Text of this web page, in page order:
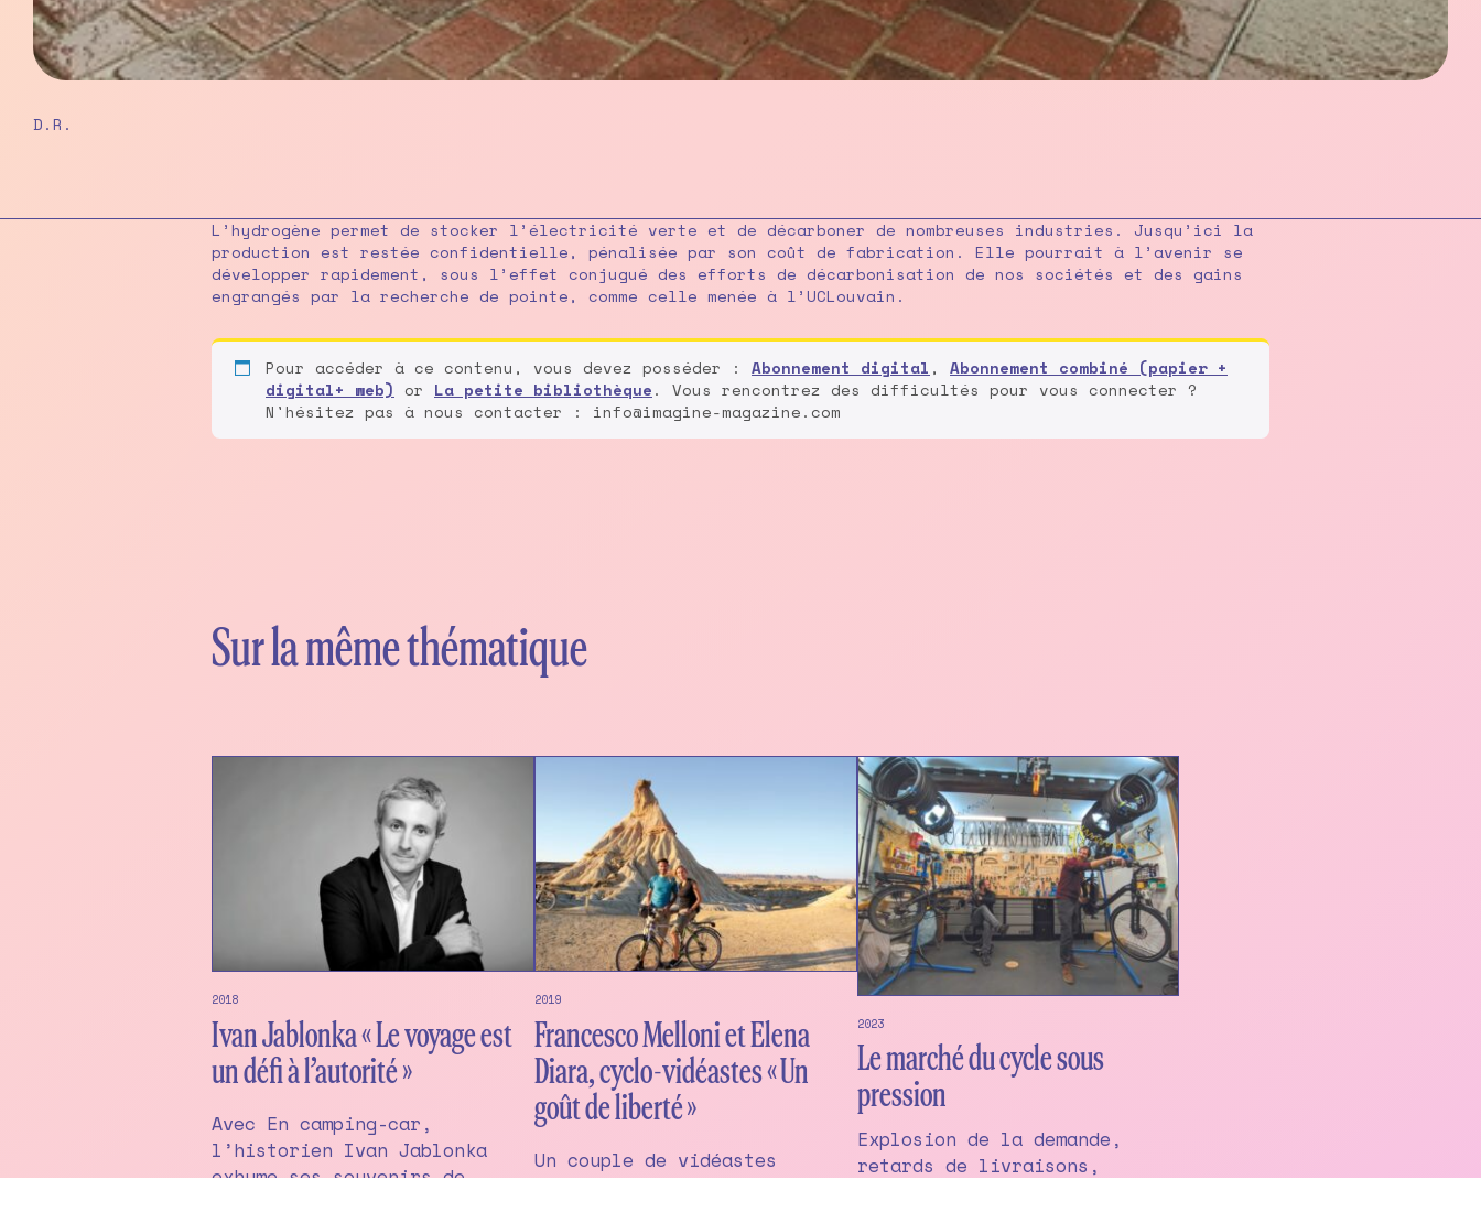
D.R.
L’hydrogène permet de stocker l’électricité verte et de décarboner de nombreuses industries. Jusqu’ici la
production est restée confidentielle, pénalisée par son coût de fabrication. Elle pourrait à l’avenir se
développer rapidement, sous l’effet conjugué des efforts de décarbonisation de nos sociétés et des gains
engrangés par la recherche de pointe, comme celle menée à l’UCLouvain.
Pour accéder à ce contenu, vous devez posséder : Abonnement digital , Abonnement combiné (papier +
digital+ web) or La petite bibliothèque. Vous rencontrez des difficultés pour vous connecter ?
N'hésitez pas à nous contacter : info@imagine-magazine.com
Sur la même thématique
2018
Ivan Jablonka « Le voyage est
un défi à l’autorité »
Avec En camping-car,
l’historien Ivan Jablonka
exhume ses souvenirs de
2019
Francesco Melloni et Elena
Diara, cyclo-vidéastes « Un
goût de liberté »
Un couple de vidéastes
italiens explore cette
2023
Le marché du cycle sous
pression
Explosion de la demande,
retards de livraisons,